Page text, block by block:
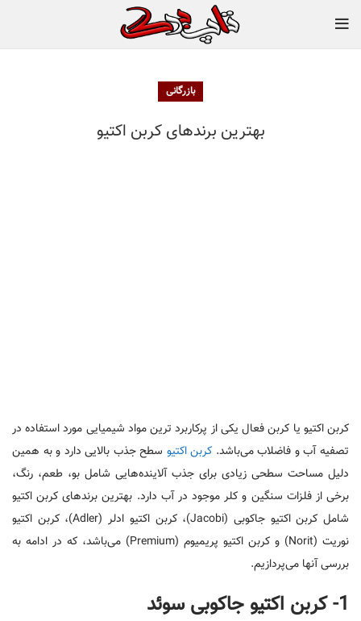
بازرگانی
بهترین برندهای کربن اکتیو
کربن اکتیو یا کربن فعال یکی از پرکاربرد ترین مواد شیمیایی مورد استفاده در
تصفیه آب و فاضلاب می‌باشد. کربن اکتیو سطح جذب بالایی دارد و به همین
دلیل مساحت سطحی زیادی برای جذب آلاینده‌هایی شامل بو، طعم، رنگ،
برخی از فلزات سنگین و کلر موجود در آب دارد. بهترین برندهای کربن اکتیو
شامل کربن اکتیو جاکوبی (Jacobi)، کربن اکتیو ادلر (Adler)، کربن اکتیو
نوریت (Norit) و کربن اکتیو پریمیوم (Premium) می‌باشد، که در ادامه به
بررسی آنها می‌پردازیم.
1- کربن اکتیو جاکوبی سوئد